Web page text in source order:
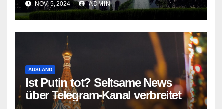
NOV. 5, 2024 ADMIN
AUSLAND
Ist Putin tot? Seltsame News
über Telegram-Kanal verbreitet